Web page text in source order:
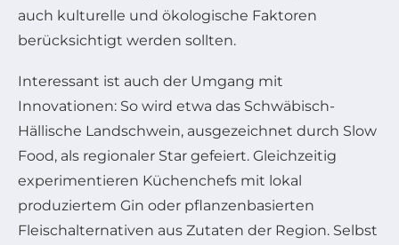
auch kulturelle und ökologische Faktoren
berücksichtigt werden sollten.
Interessant ist auch der Umgang mit
Innovationen: So wird etwa das Schwäbisch-
Hällische Landschwein, ausgezeichnet durch Slow
Food, als regionaler Star gefeiert. Gleichzeitig
experimentieren Küchenchefs mit lokal
produziertem Gin oder pflanzenbasierten
Fleischalternativen aus Zutaten der Region. Selbst